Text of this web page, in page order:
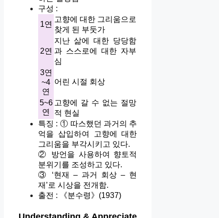
구성 :
1연
고향에 대한 그리움으로
찾게 된 부둣가
2연
지난 삶에 대한 당당함
과 스스로에 대한 자부
심
3연
~4
연
어린 시절 회상
5~6
연
고향에 갈 수 없는 절망
적 현실
특징 : ① 따스했던 과거의 추
억을 삽입하여 고향에 대한
그리움을 부각시키고 있다.
② 방언을 사용하여 향토적
분위기를 조성하고 있다.
③ ‘현재 – 과거 회상 – 현
재’로 시상을 전개함.
출전 : 《분수령》(1937)